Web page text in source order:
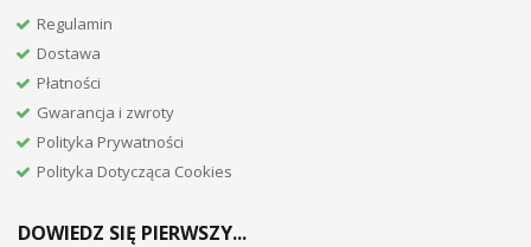
Regulamin
Dostawa
Płatności
Gwarancja i zwroty
Polityka Prywatności
Polityka Dotycząca Cookies
DOWIEDZ SIĘ PIERWSZY...